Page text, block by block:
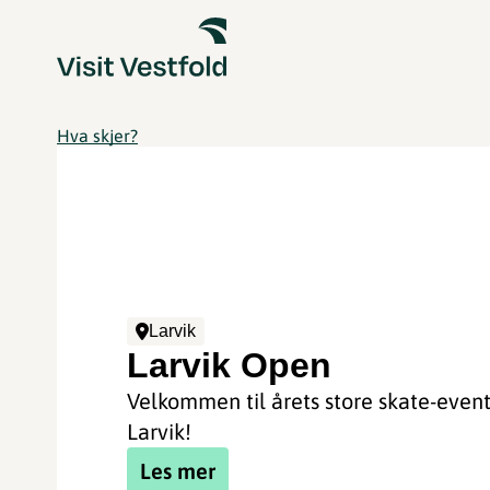
Hva skjer?
Larvik
Larvik Open
Velkommen til årets store skate-
Larvik!
Les mer